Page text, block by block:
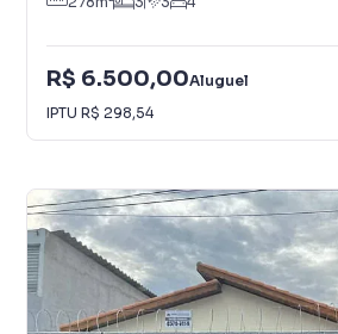
R$ 6.500,00Aluguel
IPTU R$ 298,54